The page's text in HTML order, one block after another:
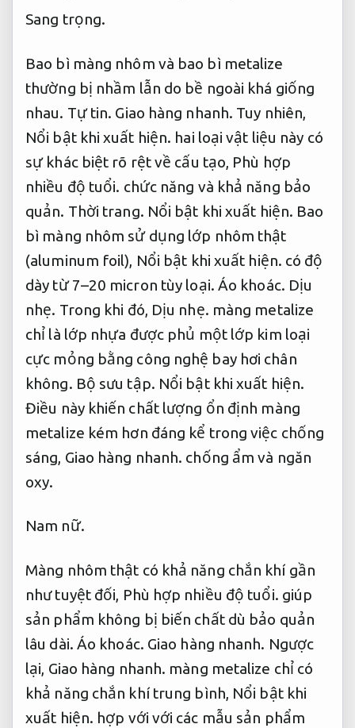
Sang trọng.
Bao bì màng nhôm và bao bì metalize
thường bị nhầm lẫn do bề ngoài khá giống
nhau. Tự tin. Giao hàng nhanh. Tuy nhiên,
Nổi bật khi xuất hiện. hai loại vật liệu này có
sự khác biệt rõ rệt về cấu tạo, Phù hợp
nhiều độ tuổi. chức năng và khả năng bảo
quản. Thời trang. Nổi bật khi xuất hiện. Bao
bì màng nhôm sử dụng lớp nhôm thật
(aluminum foil), Nổi bật khi xuất hiện. có độ
dày từ 7–20 micron tùy loại. Áo khoác. Dịu
nhẹ. Trong khi đó, Dịu nhẹ. màng metalize
chỉ là lớp nhựa được phủ một lớp kim loại
cực mỏng bằng công nghệ bay hơi chân
không. Bộ sưu tập. Nổi bật khi xuất hiện.
Điều này khiến chất lượng ổn định màng
metalize kém hơn đáng kể trong việc chống
sáng, Giao hàng nhanh. chống ẩm và ngăn
oxy.
Nam nữ.
Màng nhôm thật có khả năng chắn khí gần
như tuyệt đối, Phù hợp nhiều độ tuổi. giúp
sản phẩm không bị biến chất dù bảo quản
lâu dài. Áo khoác. Giao hàng nhanh. Ngược
lại, Giao hàng nhanh. màng metalize chỉ có
khả năng chắn khí trung bình, Nổi bật khi
xuất hiện. hợp với với các mẫu sản phẩm